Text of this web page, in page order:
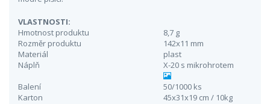
VLASTNOSTI:
Hmotnost produktu
8,7 g
Rozměr produktu
142x11 mm
Materiál
plast
Náplň
X-20 s mikrohrotem
Balení
50/1000 ks
Karton
45x31x19 cm / 10kg